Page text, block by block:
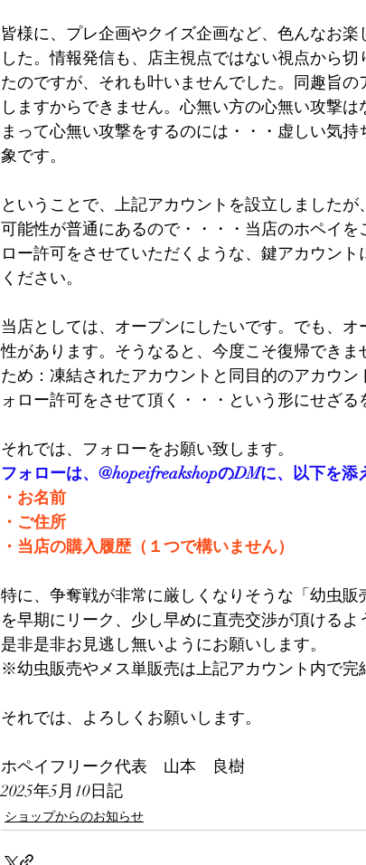
皆様に、プレ企画やクイズ企画など、色んなお
した。情報発信も、店主視点ではない視点から
たのですが、それも叶いませんでした。同趣旨
しますからできません。心無い方の心無い攻撃
まって心無い攻撃をするのには・・・虚しい気
象です。
ということで、上記アカウントを設立しました
可能性が普通にあるので・・・・当店のホペイ
ロー許可をさせていただくような、鍵アカウン
ください。
当店としては、オープンにしたいです。でも、
性があります。そうなると、今度こそ復帰でき
ため：凍結されたアカウントと同目的のアカウ
ォロー許可をさせて頂く・・・という形にせざる
それでは、フォローをお願い致します。
フォローは、@hopeifreakshopのDMに、以下を添
・お名前
・ご住所
・当店の購入履歴（１つで構いません）
特に、争奪戦が非常に厳しくなりそうな「幼虫
を早期にリーク、少し早めに直売交渉が頂けるよ
是非是非お見逃し無いようにお願いします。
※幼虫販売やメス単販売は上記アカウント内で完
それでは、よろしくお願いします。
ホペイフリーク代表　山本　良樹
2025年5月10日記
ショップからのお知らせ